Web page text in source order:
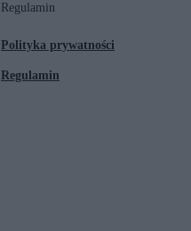
Regulamin
Polityka prywatności
Regulamin